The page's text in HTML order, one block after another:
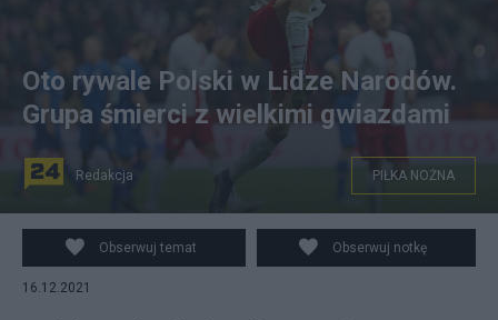
Czy Robert Lewandowski postraszy rywali w Lidze
Narodów?
Oto rywale Polski w Lidze Narodów.
Grupa śmierci z wielkimi gwiazdami
Redakcja PIŁKA NOŻNA
Obserwuj temat Obserwuj notkę
16.12.2021